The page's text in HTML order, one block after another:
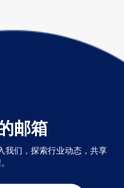
邮箱
我们，探索行业动态，共享